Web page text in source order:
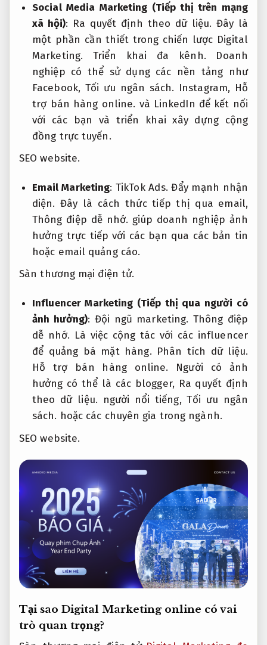
Social Media Marketing (Tiếp thị trên mạng
xã hội): Ra quyết định theo dữ liệu. Đây là
một phần cần thiết trong chiến lược Digital
Marketing. Triển khai đa kênh. Doanh
nghiệp có thể sử dụng các nền tảng như
Facebook, Tối ưu ngân sách. Instagram, Hỗ
trợ bán hàng online. và LinkedIn để kết nối
với các bạn và triển khai xây dựng cộng
đồng trực tuyến.
SEO website.
Email Marketing:TikTok Ads. Đẩy mạnh nhận
diện. Đây là cách thức tiếp thị qua email,
Thông điệp dễ nhớ. giúp doanh nghiệp ảnh
hưởng trực tiếp với các bạn qua các bản tin
hoặc email quảng cáo.
Sàn thương mại điện tử.
Influencer Marketing (Tiếp thị qua người có
ảnh hưởng): Đội ngũ marketing. Thông điệp
dễ nhớ. Là việc cộng tác với các influencer
để quảng bá mặt hàng. Phân tích dữ liệu.
Hỗ trợ bán hàng online. Người có ảnh
hưởng có thể là các blogger, Ra quyết định
theo dữ liệu. người nổi tiếng,Tối ưu ngân
sách. hoặc các chuyên gia trong ngành.
SEO website.
Tại sao Digital Marketing online có vai
trò quan trọng?